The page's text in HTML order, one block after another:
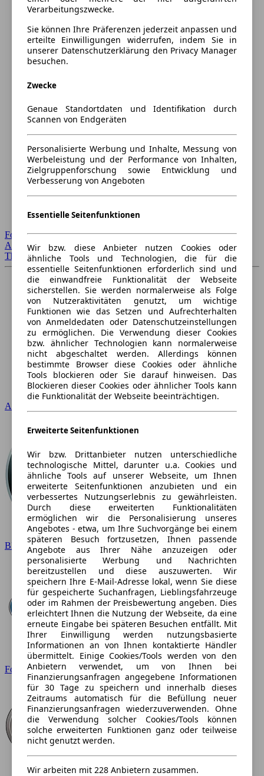
Forum Startseite
Alle Auto-Foren
Themen-Forum
Audi
BMW
Ford
Verarbeitungszwecke.
Sie können Ihre Präferenzen jederzeit anpassen und
erteilte Einwilligungen widerrufen, indem Sie in
unserer Datenschutzerklärung den Privacy Manager
besuchen.
Zwecke
Genaue Standortdaten und Identifikation durch
Scannen von Endgeräten
Personalisierte Werbung und Inhalte, Messung von
Werbeleistung und der Performance von Inhalten,
Zielgruppenforschung sowie Entwicklung und
Verbesserung von Angeboten
Essentielle Seitenfunktionen
Wir bzw. diese Anbieter nutzen Cookies oder
ähnliche Tools und Technologien, die für die
essentielle Seitenfunktionen erforderlich sind und
die einwandfreie Funktionalität der Webseite
sicherstellen. Sie werden normalerweise als Folge
von Nutzeraktivitäten genutzt, um wichtige
Funktionen wie das Setzen und Aufrechterhalten
von Anmeldedaten oder Datenschutzeinstellungen
zu ermöglichen. Die Verwendung dieser Cookies
bzw. ähnlicher Technologien kann normalerweise
nicht abgeschaltet werden. Allerdings können
bestimmte Browser diese Cookies oder ähnliche
Tools blockieren oder Sie darauf hinweisen. Das
Blockieren dieser Cookies oder ähnlicher Tools kann
die Funktionalität der Webseite beeinträchtigen.
Erweiterte Seitenfunktionen
Wir bzw. Drittanbieter nutzen unterschiedliche
technologische Mittel, darunter u.a. Cookies und
ähnliche Tools auf unserer Webseite, um Ihnen
erweiterte Seitenfunktionen anzubieten und ein
verbessertes Nutzungserlebnis zu gewährleisten.
Durch diese erweiterten Funktionalitäten
ermöglichen wir die Personalisierung unseres
Angebotes - etwa, um Ihre Suchvorgänge bei einem
späteren Besuch fortzusetzen, Ihnen passende
Angebote aus Ihrer Nähe anzuzeigen oder
personalisierte Werbung und Nachrichten
bereitzustellen und diese auszuwerten. Wir
speichern Ihre E-Mail-Adresse lokal, wenn Sie diese
für gespeicherte Suchanfragen, Lieblingsfahrzeuge
oder im Rahmen der Preisbewertung angeben. Dies
erleichtert Ihnen die Nutzung der Webseite, da eine
erneute Eingabe bei späteren Besuchen entfällt. Mit
Ihrer Einwilligung werden nutzungsbasierte
Informationen an von Ihnen kontaktierte Händler
übermittelt. Einige Cookies/Tools werden von den
Anbietern verwendet, um von Ihnen bei
Finanzierungsanfragen angegebene Informationen
für 30 Tage zu speichern und innerhalb dieses
Zeitraums automatisch für die Befüllung neuer
Finanzierungsanfragen wiederzuverwenden. Ohne
die Verwendung solcher Cookies/Tools können
solche erweiterten Funktionen ganz oder teilweise
nicht genutzt werden.
Wir arbeiten mit 228 Anbietern zusammen.